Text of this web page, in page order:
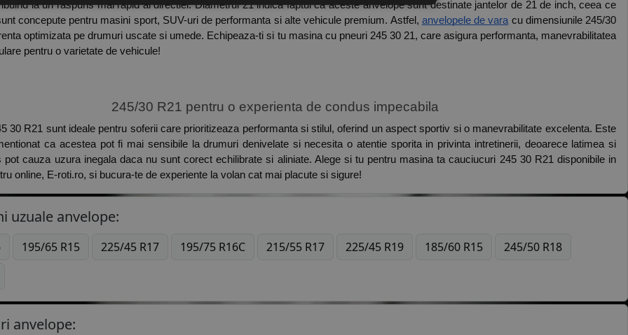
la un raspuns mai rapid al directiei. Diametrul 21 indica faptul ca aceste anvelope sunt destinate jantelor de 21 de inch, ceea ce
concepute pentru masini sport, SUV-uri de performanta si alte vehicule premium. Astfel, anvelopele de vara cu dimensiunile 245/30
optimizata pe drumuri uscate si umede. Echipeaza-ti si tu masina cu pneuri 245 30 21, care asigura performanta, manevrabilitatea
pentru o varietate de vehicule!
245/30 R21 pentru o experienta de condus impecabila
ca acestea pot fi mai sensibile la drumuri denivelate si necesita o atentie sporita in privinta intretinerii, deoarece latimea si
pot cauza uzura inegala daca nu sunt corect echilibrate si aliniate. Alege si tu pentru masina ta cauciucuri 245 30 R21 disponibile in
online, E-roti.ro, si bucura-te de experiente la volan cat mai placute si sigure!
uzuale anvelope:
195/65 R15 225/45 R17 195/75 R16C 215/55 R17 225/45 R19 185/60 R15
245/50 R18
anvelope: